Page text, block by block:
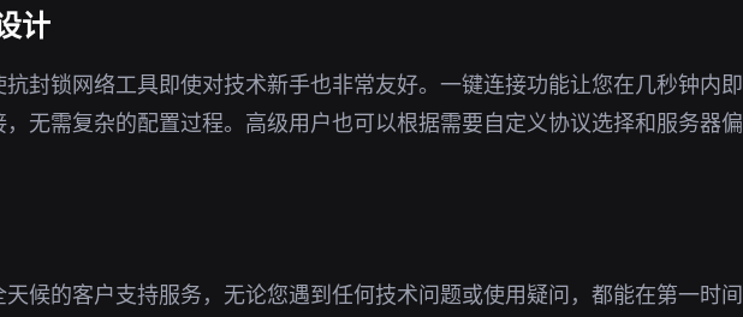
计
封锁网络工具即使对技术新手也非常友好。一键连接功能让您在几秒钟内即
无需复杂的配置过程。高级用户也可以根据需要自定义协议选择和服务器偏
候的客户支持服务，无论您遇到任何技术问题或使用疑问，都能在第一时间